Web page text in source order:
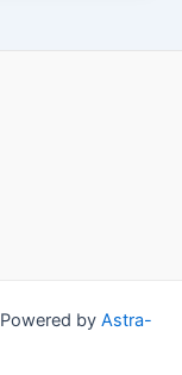
by Astra-